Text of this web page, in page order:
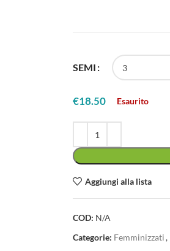
SEMI
€18.50 Esaurito
Aggiungi alla lista
COD: N/A
Categorie: Femminizzati,